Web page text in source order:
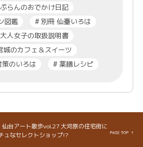
らんのおでかけ日記
図鑑 # 別冊 仙臺いろは
人女子の取扱説明書
のカフェ＆スイーツ
のいろは # 薬膳レシピ
仙台アート散歩vol.27 大河原の住宅街に
ュなセレクトショップ!?